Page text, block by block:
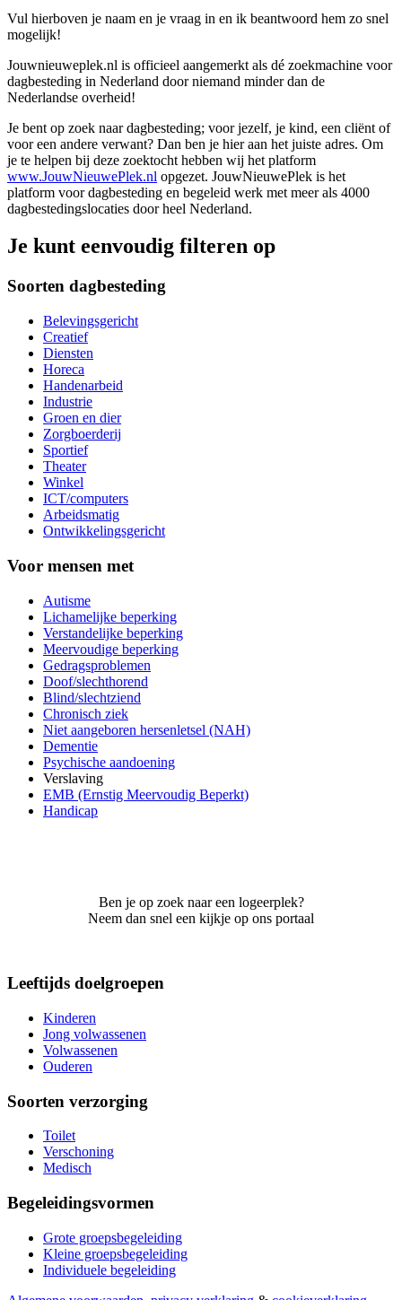
Vul hierboven je naam en je vraag in en ik beantwoord hem zo snel
mogelijk!
Jouwnieuweplek.nl is officieel aangemerkt als dé zoekmachine voor
dagbesteding in Nederland door niemand minder dan de
Nederlandse overheid!
Je bent op zoek naar dagbesteding; voor jezelf, je kind, een cliënt of
voor een andere verwant? Dan ben je hier aan het juiste adres. Om
je te helpen bij deze zoektocht hebben wij het platform
www.JouwNieuwePlek.nl opgezet. JouwNieuwePlek is het
platform voor dagbesteding en begeleid werk met meer als 4000
dagbestedingslocaties door heel Nederland.
Je kunt eenvoudig filteren op
Soorten dagbesteding
Belevingsgericht
Creatief
Diensten
Horeca
Handenarbeid
Industrie
Groen en dier
Zorgboerderij
Sportief
Theater
Winkel
ICT/computers
Arbeidsmatig
Ontwikkelingsgericht
Voor mensen met
Autisme
Lichamelijke beperking
Verstandelijke beperking
Meervoudige beperking
Gedragsproblemen
Doof/slechthorend
Blind/slechtziend
Chronisch ziek
Niet aangeboren hersenletsel (NAH)
Dementie
Psychische aandoening
Verslaving
EMB (Ernstig Meervoudig Beperkt)
Handicap
Ben je op zoek naar een logeerplek?
Neem dan snel een kijkje op ons portaal
Leeftijds doelgroepen
Kinderen
Jong volwassenen
Volwassenen
Ouderen
Soorten verzorging
Toilet
Verschoning
Medisch
Begeleidingsvormen
Grote groepsbegeleiding
Kleine groepsbegeleiding
Individuele begeleiding